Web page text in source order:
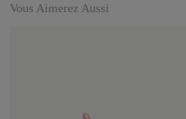
Vous Aimerez Aussi